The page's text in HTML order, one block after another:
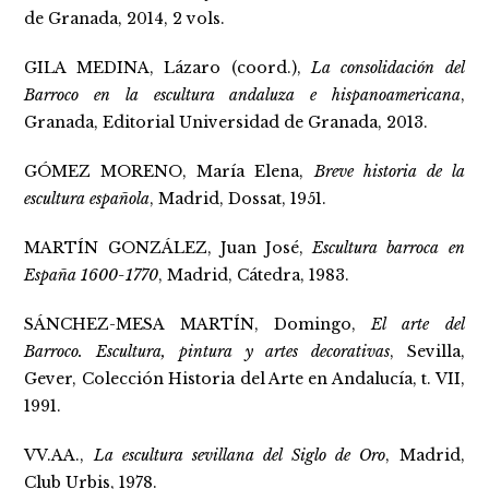
de Granada, 2014, 2 vols.
GILA MEDINA, Lázaro (coord.),La consolidación del
Barroco en la escultura andaluza e hispanoamericana,
Granada, Editorial Universidad de Granada, 2013.
GÓMEZ MORENO, María Elena,Breve historia de la
escultura española, Madrid, Dossat, 1951.
MARTÍN GONZÁLEZ, Juan José,Escultura barroca en
España 1600-1770, Madrid, Cátedra, 1983.
SÁNCHEZ-MESA MARTÍN, Domingo,El arte del
Barroco. Escultura, pintura y artes decorativas, Sevilla,
Gever, Colección Historia del Arte en Andalucía, t. VII,
1991.
VV.AA.,La escultura sevillana del Siglo de Oro, Madrid,
Club Urbis, 1978.